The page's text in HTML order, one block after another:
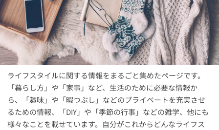
ライフスタイルに関する情報をまるごと集めたページです。
「暮らし方」や「家事」など、生活のために必要な情報か
ら、「趣味」や「暇つぶし」などのプライベートを充実させ
るための情報、「DIY」や「季節の行事」などの雑学、他にも
様々なことを載せています。自分がこれからどんなライフス